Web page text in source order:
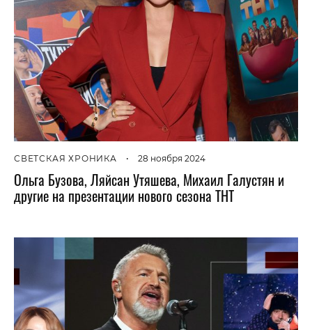
СВЕТСКАЯ ХРОНИКА • 28 ноября 2024
Ольга Бузова, Ляйсан Утяшева, Михаил Галустян и
другие на презентации нового сезона ТНТ